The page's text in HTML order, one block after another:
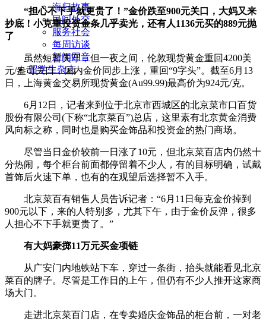
海归故事
民间外交
服务社会
每周访谈
新闻回音
留学生杂志
“担心不下手就更贵了！”金价跌至900元关口，大妈又来
抄底！小克重投资金条几乎卖光，还有人1136元买的889元抛
了
虽然短暂失守，但一夜之间，伦敦现货黄金重回4200美
元/盎司关口，国内金价同步上涨，重回“9字头”。截至6月13
日，上海黄金交易所现货黄金(Au99.99)最高价为924元/克。
6月12日，记者来到位于北京市西城区的北京菜市口百货
股份有限公司(下称“北京菜百”)总店，这里素有北京黄金消费
风向标之称，同时也是购买金饰品和投资金的热门商场。
尽管当日金价较前一日涨了10元，但北京菜百店内仍然十
分热闹，每个柜台前面都停留着不少人，有的目标明确，试戴
首饰后火速下单，也有的在观望后选择暂不入手。
北京菜百有销售人员告诉记者：“6月11日每克金价掉到
900元以下，来的人特别多，尤其下午，由于金价反弹，很多
人担心不下手就更贵了。”
有大妈豪掷11万元买金项链
从广安门内地铁站下车，穿过一条街，抬头就能看见北京
菜百的牌子。尽管是工作日的上午，但仍有不少人推开这家商
场大门。
走进北京菜百门店，在专卖婚庆金饰品的柜台前，一对老